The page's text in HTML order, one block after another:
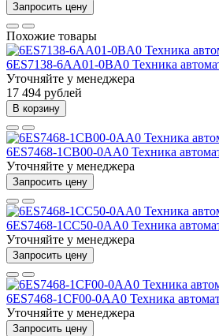
Запросить цену
Похожие товары
6ES7138-6AA01-0BA0 Техника
Уточняйте у менеджера
17 494 рублей
В корзину
6ES7468-1CB00-0AA0 Техника
Уточняйте у менеджера
Запросить цену
6ES7468-1CC50-0AA0 Техника
Уточняйте у менеджера
Запросить цену
6ES7468-1CF00-0AA0 Техника
Уточняйте у менеджера
Запросить цену